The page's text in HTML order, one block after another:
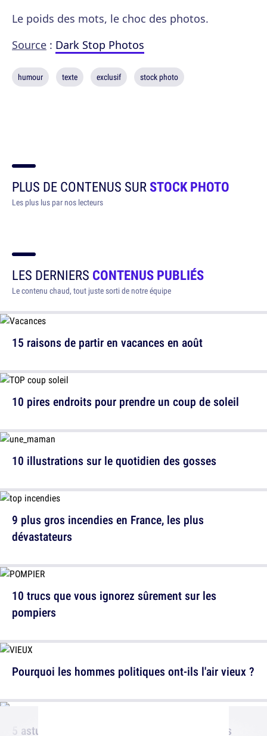
Le poids des mots, le choc des photos.
Source : Dark Stop Photos
humour texte exclusif stock photo
PLUS DE CONTENUS SURSTOCK PHOTO
Les plus lus par nos lecteurs
LES DERNIERS CONTENUS PUBLIÉS
Le contenu chaud, tout juste sorti de notre équipe
15 raisons de partir en vacances en août
10 illustrations sur le quotidien des gosses
10 trucs que vous ignorez sûrement sur les
pompiers
5 astuces pour réussir le Passage Des Couilles
10 pires endroits pour prendre un coup de soleil
9 plus gros incendies en France, les plus
dévastateurs
Pourquoi les hommes politiques ont-ils l'air vieux ?